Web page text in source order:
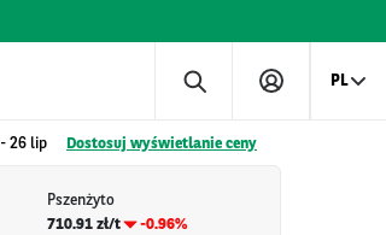
PL
- 26 lip Dostosuj wyświetlanie ceny
Pszenżyto
710.91 zł/t
-0.96%